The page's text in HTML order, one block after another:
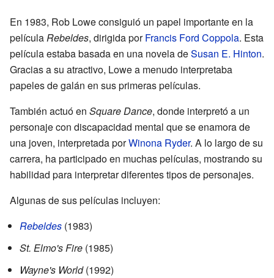
En 1983, Rob Lowe consiguió un papel importante en la
películaRebeldes, dirigida porFrancis Ford Coppola. Esta
película estaba basada en una novela deSusan E. Hinton.
Gracias a su atractivo, Lowe a menudo interpretaba
papeles de galán en sus primeras películas.
También actuó en Square Dance, donde interpretó a un
personaje con discapacidad mental que se enamora de
una joven, interpretada porWinona Ryder. A lo largo de su
carrera, ha participado en muchas películas, mostrando su
habilidad para interpretar diferentes tipos de personajes.
Algunas de sus películas incluyen:
Rebeldes (1983)
St. Elmo's Fire (1985)
Wayne's World(1992)